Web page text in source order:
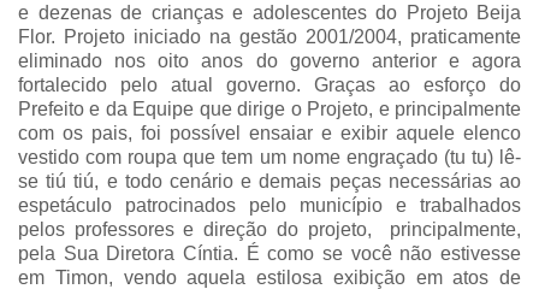
e dezenas de crianças e adolescentes do Projeto Beija
Flor. Projeto iniciado na gestão 2001/2004, praticamente
eliminado nos oito anos do governo anterior e agora
fortalecido pelo atual governo. Graças ao esforço do
Prefeito e da Equipe que dirige o Projeto, e principalmente
com os pais, foi possível ensaiar e exibir aquele elenco
vestido com roupa que tem um nome engraçado (tu tu) lê-
se tiú tiú, e todo cenário e demais peças necessárias ao
espetáculo patrocinados pelo município e trabalhados
pelos professores e direção do projeto,
principalmente,
pela Sua Diretora Cíntia. É como se você não estivesse
em Timon, vendo aquela estilosa exibição em atos de